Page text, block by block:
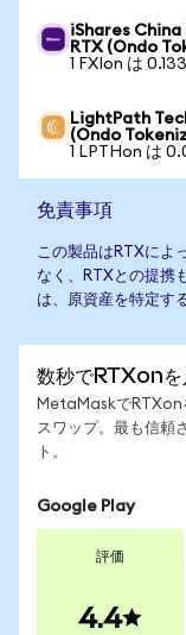
iShares China
RTX (Ondo
1 FXIon は
LightPath
(Ondo
1 LPTHon は
免責事項
この製品はRTXによ
なく、RTXとの提携
は、原資産を特定す
数秒でRTXonを
MetaMaskでRTXon
スワップ。最も信頼
ト。
Google Play
評価
4.4